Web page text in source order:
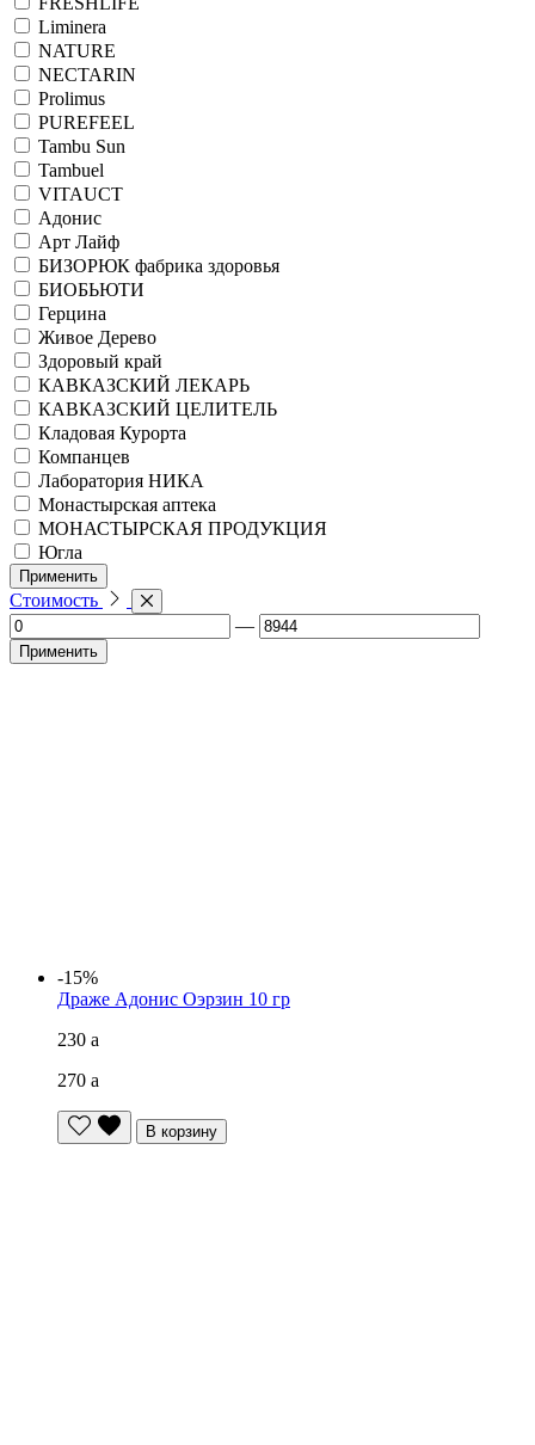
Liminera
NATURE
NECTARIN
Prolimus
PUREFEEL
Tambu Sun
Tambuel
VITAUCT
Адонис
Арт Лайф
БИЗОРЮК фабрика здоровья
БИОБЬЮТИ
Герцина
Живое Дерево
Здоровый край
КАВКАЗСКИЙ ЛЕКАРЬ
КАВКАЗСКИЙ ЦЕЛИТЕЛЬ
Кладовая Курорта
Компанцев
Лаборатория НИКА
Монастырская аптека
МОНАСТЫРСКАЯ ПРОДУКЦИЯ
Югла
Применить
Стоимость
—
Применить
-15%
Драже Адонис Оэрзин 10 гр
230 a
270 a
В корзину